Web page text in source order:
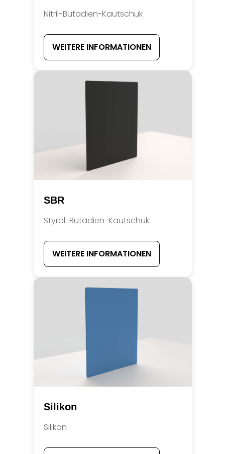
Nitril-Butadien-Kautschuk
WEITERE INFORMATIONEN
SBR
Styrol-Butadien-Kautschuk
WEITERE INFORMATIONEN
Silikon
Silikon